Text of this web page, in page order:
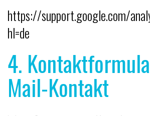
https://support.google.com/
hl=de
4.
Mail-Kontakt